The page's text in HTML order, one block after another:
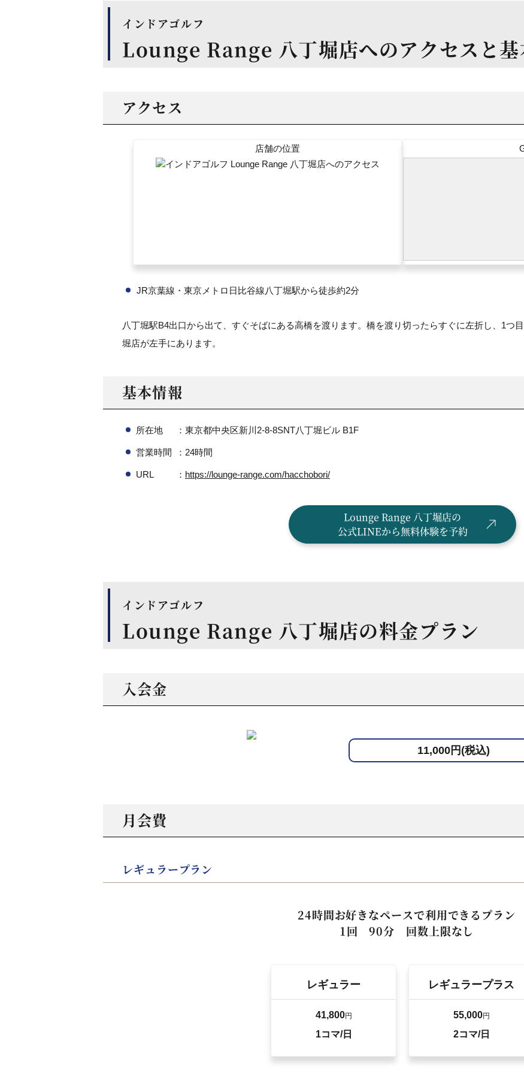
インドアゴルフ
Lounge Range 八丁堀店へのアクセスと
アクセス
店舗の位置
JR京葉線・東京メトロ日比谷線八丁堀駅から徒歩約2分
八丁堀駅B4出口から出て、すぐそばにある高橋を渡ります。橋を渡り切ったらすぐに左折し、1つ
堀店が左手にあります。
基本情報
所在地 ：東京都中央区新川2-8-8SNT八丁堀ビル B1F
営業時間 ：24時間
URL ： https://lounge-range.com/hacchobori/
Lounge Range 八丁堀店の
公式LINEから無料体験を予約
インドアゴルフ
Lounge Range 八丁堀店の料金プラン
入会金
11,000円(税込)
月会費
レギュラープラン
24時間お好きなペースで利用できるプラン
1回 90分 回数上限なし
レギュラー
41,800円
1コマ/日
レギュラープラス
55,000円
2コマ/日